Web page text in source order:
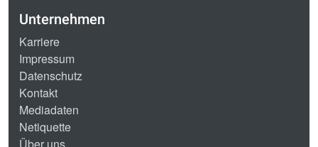
Unternehmen
Karriere
Impressum
Datenschutz
Kontakt
Mediadaten
Netiquette